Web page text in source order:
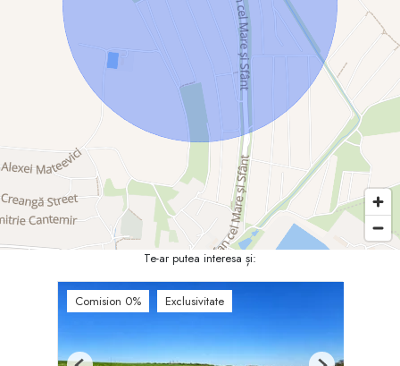
Te-ar putea interesa și:
Comision 0% Exclusivitate